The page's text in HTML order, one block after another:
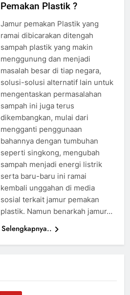
Pemakan Plastik ?
Jamur pemakan Plastik yang
ramai dibicarakan ditengah
sampah plastik yang makin
menggunung dan menjadi
masalah besar di tiap negara,
solusi-solusi alternatif lain untuk
mengentaskan permasalahan
sampah ini juga terus
dikembangkan, mulai dari
mengganti penggunaan
bahannya dengan tumbuhan
seperti singkong, mengubah
sampah menjadi energi listrik
serta baru-baru ini ramai
kembali unggahan di media
sosial terkait jamur pemakan
plastik. Namun benarkah jamur…
Selengkapnya..